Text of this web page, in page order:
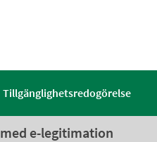
Tillgänglighetsredogörelse
e-legitimation